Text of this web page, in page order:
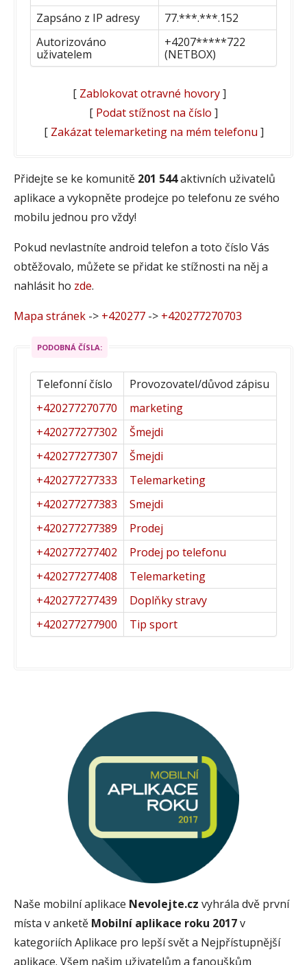
Zapsáno z IP adresy
77.***.***.152
Autorizováno
uživatelem
+4207*****722
(NETBOX)
[ Zablokovat otravné hovory]
[ Podat stížnost na číslo ]
[ Zakázat telemarketing na mém telefonu ]
Přidejte se ke komunitě 201 544aktivních uživatelů
aplikace a vykopněte prodejce po telefonu ze svého
mobilu jednou pro vždy!
Pokud nevlastníte android telefon a toto číslo Vás
obtěžovalo, můžete se přidat ke stížnosti na něj a
nahlásit ho zde.
Mapa stránek -> +420277 -> +420277270703
PODOBNÁ ČÍSLA:
Telefonní číslo
Provozovatel/důvod zápisu
+420277270770
marketing
+420277277302
Šmejdi
+420277277307
Šmejdi
+420277277333
Telemarketing
+420277277383
Smejdi
+420277277389
Prodej
+420277277402
Prodej po telefonu
+420277277408
Telemarketing
+420277277439
Doplňky stravy
+420277277900
Tip sport
Naše mobilní aplikace Nevolejte.cz vyhrála dvě první
místa v anketě Mobilní aplikace roku 2017v
kategoriích Aplikace pro lepší svět a Nejpřístupnější
aplikace. Všem našim uživatelům a fanouškům